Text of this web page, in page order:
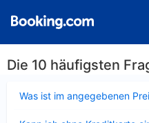
Die 10 häufigsten
Was ist im angegebenen